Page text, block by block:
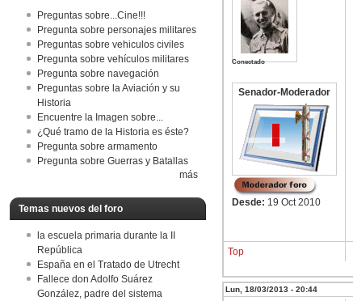
Preguntas sobre...Cine!!!
Pregunta sobre personajes militares
Preguntas sobre vehiculos civiles
Pregunta sobre vehículos militares
Pregunta sobre navegación
Preguntas sobre la Aviación y su
Historia
Encuentre la Imagen sobre...
¿Qué tramo de la Historia es éste?
Pregunta sobre armamento
Pregunta sobre Guerras y Batallas
más
Temas nuevos del foro
la escuela primaria durante la II
República
España en el Tratado de Utrecht
Fallece don Adolfo Suárez
González, padre del sistema
Conectado
Senador-Moderador
Desde: 19 Oct 2010
Top
Lun, 18/03/2013 - 20:44